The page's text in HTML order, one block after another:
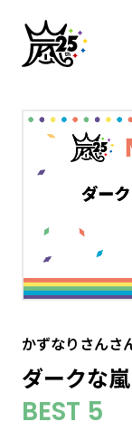
かずなりさんさ
ダークな
BEST 5